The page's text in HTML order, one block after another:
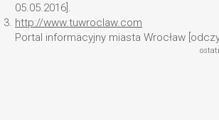
05.05.2016].
3. http://www.tuwroclaw.com
Portal informacyjny miasta Wrocław